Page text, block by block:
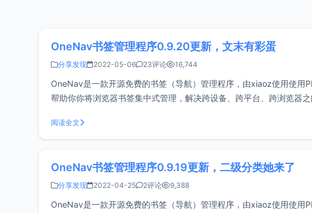
OneNav书签管理程序0.9.20更新，文末有彩蛋
分享发现 2022-05-06 23评论 16,744
OneNav是一款开源免费的书签（导航）管理程序，由xiaoz使用使
帮助你你将浏览器书签集中式管理，解决跨设备、跨平台、跨浏览器
阅读全文
OneNav书签管理程序0.9.19更新，二级分类她来了
分享发现 2022-04-25 2评论 9,388
OneNav是一款开源免费的书签（导航）管理程序，由xiaoz使用使